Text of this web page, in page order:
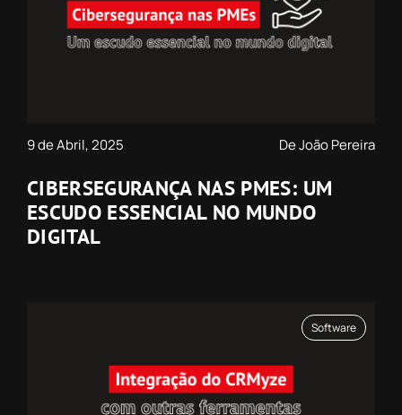
9 de Abril, 2025 De João Pereira
CIBERSEGURANÇA NAS PMES: UM
ESCUDO ESSENCIAL NO MUNDO
DIGITAL
Software